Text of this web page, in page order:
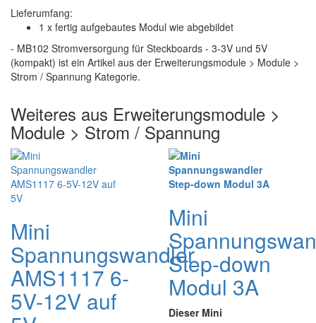
Lieferumfang:
1 x fertig aufgebautes Modul wie abgebildet
- MB102 Stromversorgung für Steckboards - 3-3V und 5V
(kompakt) ist ein Artikel aus der Erweiterungsmodule > Module >
Strom / Spannung Kategorie.
Weiteres aus Erweiterungsmodule >
Module > Strom / Spannung
Mini
Spannungswandler
AMS1117 6-
5V-12V auf
Mini
Step-down
Modul 3A
Dieser Mini